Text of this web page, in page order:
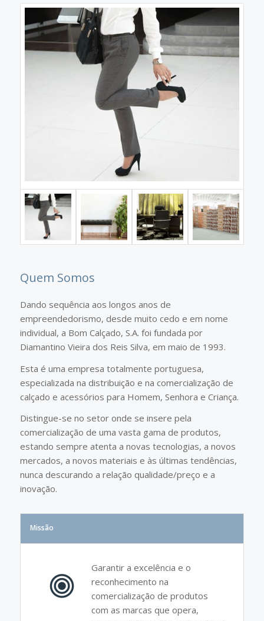
Quem Somos
Dando sequência aos longos anos de
empreendedorismo, desde muito cedo e em nome
individual, a Bom Calçado, S.A. foi fundada por
Diamantino Vieira dos Reis Silva, em maio de 1993.
Esta é uma empresa totalmente portuguesa,
especializada na distribuição e na comercialização de
calçado e acessórios para Homem, Senhora e Criança.
Distingue-se no setor onde se insere pela
comercialização de uma vasta gama de produtos,
estando sempre atenta a novas tecnologias, a novos
mercados, a novos materiais e às últimas tendências,
nunca descurando a relação qualidade/preço e a
inovação.
Missão
Garantir a excelência e o
reconhecimento na
comercialização de produtos
com as marcas que opera,